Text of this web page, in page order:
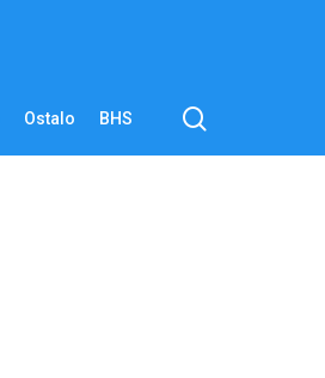
Ostalo BHS